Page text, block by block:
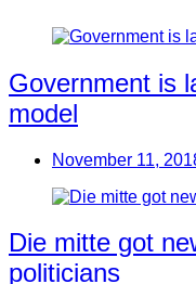
Government is
model
November 11,
Die mitte got
politicians